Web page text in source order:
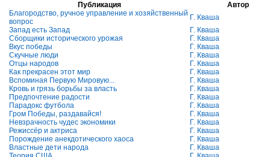
Публикация
Автор
Благородство, ручное управление и хозяйственный
вопрос
Г. Кваша
Запад есть Запад
Г. Кваша
Сборщики исторического урожая
Г. Кваша
Вкус победы
Г. Кваша
Скучные люди
Г. Кваша
Отцы народов
Г. Кваша
Как прекрасен этот мир
Г. Кваша
Вспоминая Первую Мировую...
Г. Кваша
Кровь и грязь борьбы за власть
Г. Кваша
Предпочтение радости
Г. Кваша
Парадокс футбола
Г. Кваша
Гром Победы, раздавайся!
Г. Кваша
Невзрачность чудес экономики
Г. Кваша
Режиссёр и актриса
Г. Кваша
Порождение анекдотического хаоса
Г. Кваша
Властные дети народа
Г. Кваша